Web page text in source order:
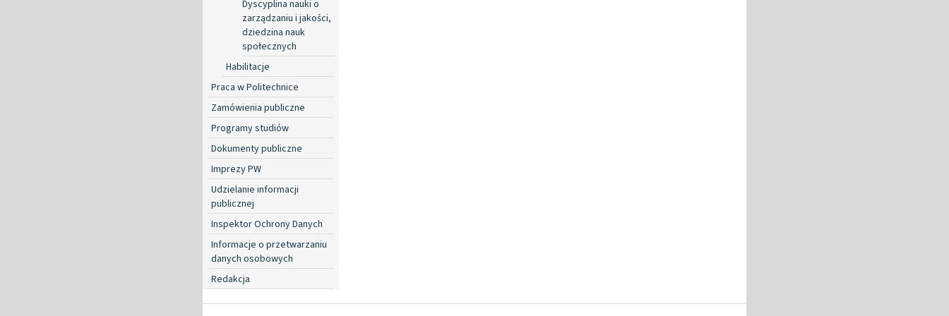
Dyscyplina nauki o
zarządzaniu i jakości,
dziedzina nauk
społecznych
Habilitacje
Praca w Politechnice
Zamówienia publiczne
Programy studiów
Dokumenty publiczne
Imprezy PW
Udzielanie informacji
publicznej
Inspektor Ochrony Danych
Informacje o przetwarzaniu
danych osobowych
Redakcja